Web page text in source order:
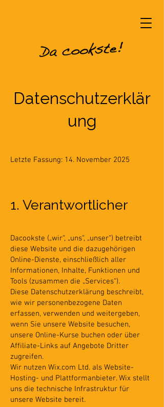
Datenschutzerklär
ung
Letzte Fassung: 14. November 2025
1. Verantwortlicher
Dacookste („wir“, „uns“, „unser“) betreibt
diese Website und die dazugehörigen
Online-Dienste, einschließlich aller
Informationen, Inhalte, Funktionen und
Tools (zusammen die „Services“).
Diese Datenschutzerklärung beschreibt,
wie wir personenbezogene Daten
erfassen, verwenden und weitergeben,
wenn Sie unsere Website besuchen,
unsere Online-Kurse buchen oder über
Affiliate-Links auf Angebote Dritter
zugreifen.
Wir nutzen Wix.com Ltd. als Website-
Hosting- und Plattformanbieter. Wix stellt
uns die technische Infrastruktur für
unsere Website bereit.